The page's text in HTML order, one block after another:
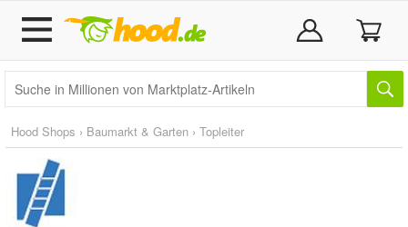
Hood Shops › Baumarkt & Garten › Topleiter